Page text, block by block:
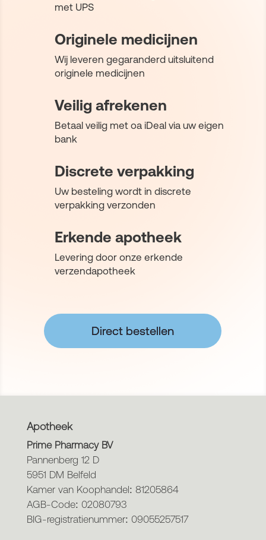
met UPS
Originele medicijnen
Wij leveren gegaranderd uitsluitend
originele medicijnen
Veilig afrekenen
Betaal veilig met oa iDeal via uw eigen
bank
Discrete verpakking
Uw besteling wordt in discrete
verpakking verzonden
Erkende apotheek
Levering door onze erkende
verzendapotheek
Direct bestellen
Apotheek
Prime Pharmacy BV
Pannenberg 12 D
5951 DM Belfeld
Kamer van Koophandel: 81205864
AGB-Code: 02080793
BIG-registratienummer: 09055257517